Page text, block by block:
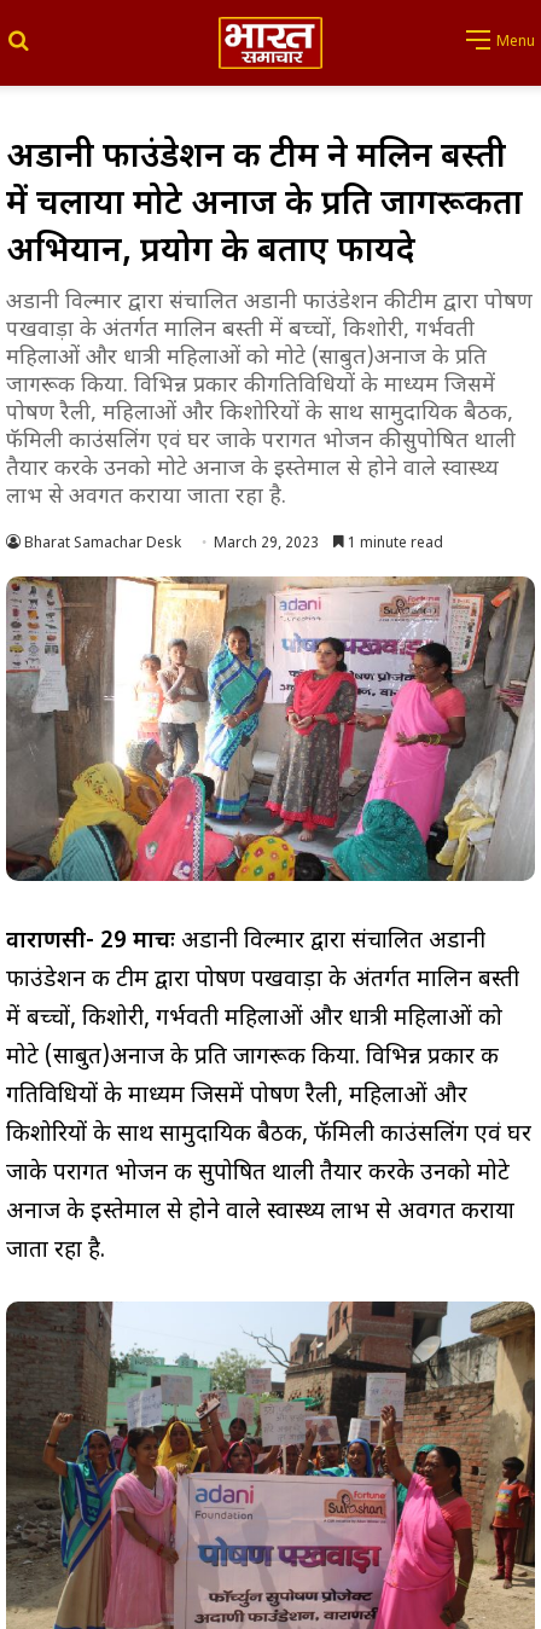
Menu
अडानी फाउंडेशन की टीम ने मलिन बस्ती
में चलाया मोटे अनाज के प्रति जागरूकता
अभियान, प्रयोग के बताए फायदे
अडानी विल्मार द्वारा संचालित अडानी फाउंडेशन की टीम द्वारा पोषण
पखवाड़ा के अंतर्गत मालिन बस्ती में बच्चों, किशोरी, गर्भवती
महिलाओं और धात्री महिलाओं को मोटे (साबुत)अनाज के प्रति
जागरूक किया. विभिन्न प्रकार की गतिविधियों के माध्यम जिसमें
पोषण रैली, महिलाओं और किशोरियों के साथ सामुदायिक बैठक,
फॅमिली काउंसलिंग एवं घर जाके परागत भोजन की सुपोषित थाली
तैयार करके उनको मोटे अनाज के इस्तेमाल से होने वाले स्वास्थ्य
लाभ से अवगत कराया जाता रहा है.
Bharat Samachar Desk March 29, 2023 1 minute read
वाराणसी- 29 मार्चः अडानी विल्मार द्वारा संचालित अडानी
फाउंडेशन की टीम द्वारा पोषण पखवाड़ा के अंतर्गत मालिन बस्ती
में बच्चों, किशोरी, गर्भवती महिलाओं और धात्री महिलाओं को
मोटे (साबुत)अनाज के प्रति जागरूक किया. विभिन्न प्रकार की
गतिविधियों के माध्यम जिसमें पोषण रैली, महिलाओं और
किशोरियों के साथ सामुदायिक बैठक, फॅमिली काउंसलिंग एवं घर
जाके परागत भोजन की सुपोषित थाली तैयार करके उनको मोटे
अनाज के इस्तेमाल से होने वाले स्वास्थ्य लाभ से अवगत कराया
जाता रहा है.